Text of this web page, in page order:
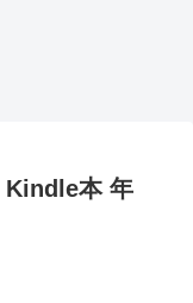
Kindle本 年